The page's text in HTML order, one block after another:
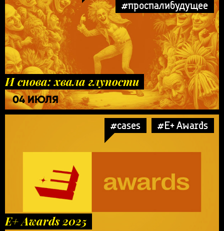
#проспалибудущее
И снова: хвала глупости
04 ИЮЛЯ
#cases #E+ Awards
E+ Awards 2025